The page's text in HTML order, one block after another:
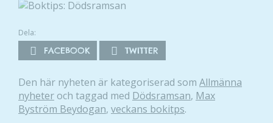
Dela:
FACEBOOK TWITTER
Den här nyheten är kategoriserad som Allmänna
nyheter och taggad med Dödsramsan, Max
Byström Beydogan, veckans bokitps.